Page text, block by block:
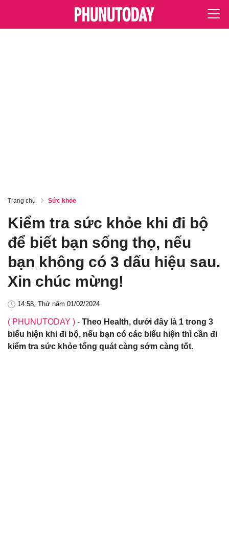
Trang chủ Sức khỏe
Kiểm tra sức khỏe khi đi bộ
để biết bạn sống thọ, nếu
bạn không có 3 dấu hiệu sau.
Xin chúc mừng!
14:58, Thứ năm 01/02/2024
( PHUNUTODAY ) - Theo Health, dưới đây là 1 trong 3
biểu hiện khi đi bộ, nếu bạn có các biểu hiện thì cần đi
kiểm tra sức khỏe tổng quát càng sớm càng tốt.